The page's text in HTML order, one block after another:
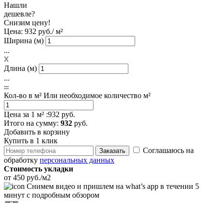
Нашли
дешевле?
Снизим цену!
Цена: 932 руб./ м²
Ширина (м)
...
Длина (м)
...
Кол-во в м² Или необходимое количество м²
Цена за 1 м² :932 руб.
Итого на сумму: 932 руб.
Добавить в корзину
Купить в 1 клик
Заказать
Соглашаюсь на
обработку персональных данных
Стоимость укладки
от 450 руб./м2
Снимем видео и пришлем на what’s app в течении 5
минут с подробным обзором